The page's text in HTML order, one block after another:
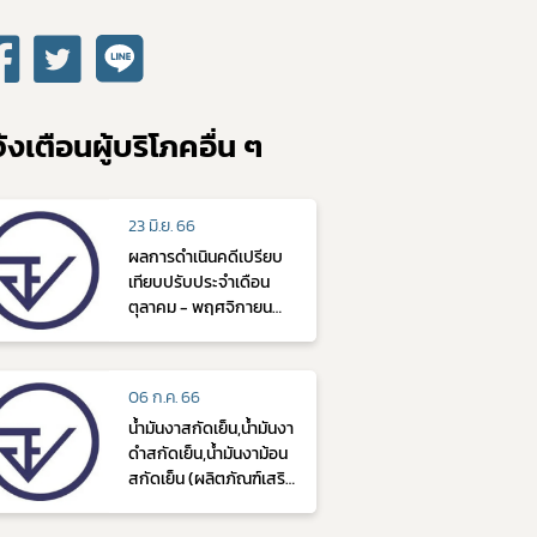
เตือนผู้บริโภคอื่น ๆ
23 มิ.ย. 66
​ผลการดำเนินคดีเปรียบ
เทียบปรับประจำเดือน
ตุลาคม - พฤศจิกายน
06 ก.ค. 66
น้ำมันงาสกัดเย็น,น้ำมันงา
ดำสกัดเย็น,น้ำมันงาม้อน
สกัดเย็น (ผลิตภัณฑ์เสริม